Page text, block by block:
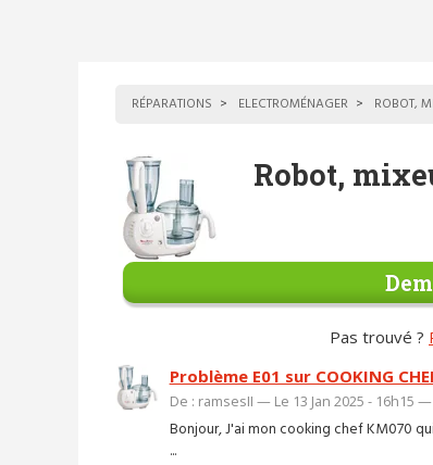
RÉPARATIONS ELECTROMÉNAGER ROBOT,
Robot,
Pas trouvé ?
Problème E01 sur COOKING
De : ramsesII — Le 13 Jan 2025 - 16h15 —
Bonjour, J'ai mon cooking chef KM070
...